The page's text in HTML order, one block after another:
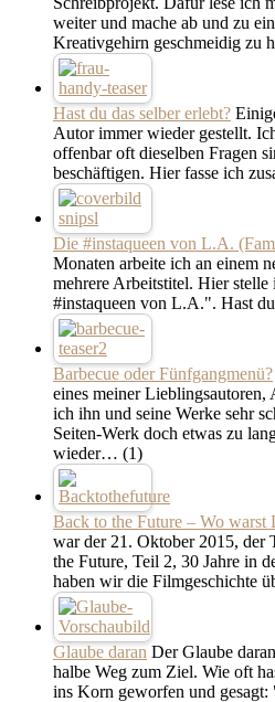
weiter und mache ab und zu
Kreativgehirn geschmeidig zu
Hast du das selber erlebt?
Autor immer wieder gestellt.
offenbar oft dieselben Fragen
beschäftigen. Hier fasse ich
Die #instaqueen von L.A.
Monaten arbeite ich an einem
mehrere Arbeitstitel. Hier
#instaqueen von L.A.". Hast
Barbecue oder Fünfgangmenü?
eines meiner Lieblingsautoren,
ich ihn und seine Werke sehr
Seiten-Werk doch etwas zu
wieder… (1)
Back to the Future – Wo warst
war der 21. Oktober 2015, der
the Future, Teil 2, 30 Jahre in
haben wir die Filmgeschichte
Glaube daran Der Glaube
halbe Weg zum Ziel. Wie oft
ins Korn geworfen und